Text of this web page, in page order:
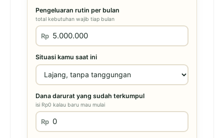
Pengeluaran rutin per bulan
total kebutuhan wajib tiap bulan
Rp
Situasi kamu saat ini
Dana darurat yang sudah terkumpul
isi Rp0 kalau baru mau mulai
Rp